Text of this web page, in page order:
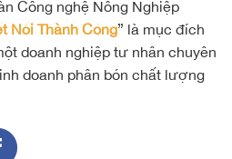
Công nghệ Nông Nghiệp
Nối Thành Công” là mục đích
doanh nghiệp tư nhân chuyên
doanh phân bón chất lượng